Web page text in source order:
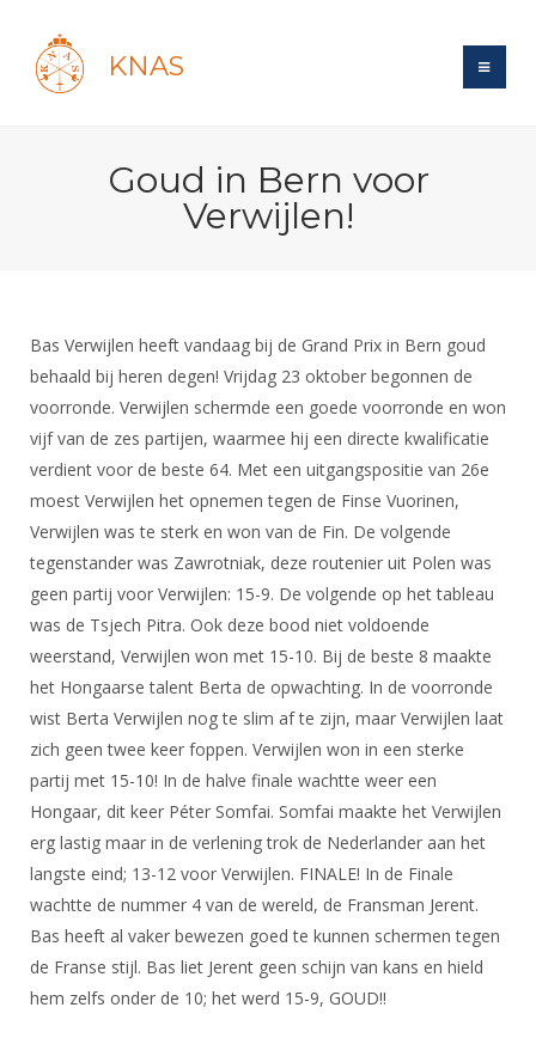
KNAS
Forums
Maandelijks archief
Evenement
Website
Gebruiksvoorwaarden
Handleiding
Tarieven
Reglementen
Ledencijfers
Sponsors en Partners
Organisatie
Bestuur
Commissies
Ereleden
Leden van Verdiensten
Vacatures
Bondsbureau
Contact
Medewerkers
Samenwerking
Formulieren
Recreatiesport
Veteranen
Lichtzwaardschermen
Wedstrijdsport
Ranglijsten
Inschrijven
Reglementen
Materiaal
Schermpaspoort
Rolstoelschermen
Wedstrijdkalender
KNAS Keurmerk
NK's
JPT
Wat is topsport
Nieuws
NK's
Oranje
DBT
SBT
Talentontwikkeling
Atletencommissie
Internationale Titeltoernooien
Internationale aanmeldingen
Informatie
Voor de jeugd
Spreekbeurtpakket
Jeugdkampen
Brassardsysteem
Voor coaches en leraren
Nieuws
Nationale opleidingen
Internationale opleidingen
Opleidingen
Leraar
Nieuws
Scheidsrechterslijst
Forums
Forums
Schermforum
Nieuws
Zoek Vereniging
Contact
NK organiseren
Goud in Bern voor
Verwijlen!
Bas Verwijlen heeft vandaag bij de Grand Prix in Bern goud
behaald bij heren degen! Vrijdag 23 oktober begonnen de
voorronde. Verwijlen schermde een goede voorronde en won
vijf van de zes partijen, waarmee hij een directe kwalificatie
verdient voor de beste 64. Met een uitgangspositie van 26e
moest Verwijlen het opnemen tegen de Finse Vuorinen,
Verwijlen was te sterk en won van de Fin. De volgende
tegenstander was Zawrotniak, deze routenier uit Polen was
geen partij voor Verwijlen: 15-9. De volgende op het tableau
was de Tsjech Pitra. Ook deze bood niet voldoende
weerstand, Verwijlen won met 15-10. Bij de beste 8 maakte
het Hongaarse talent Berta de opwachting. In de voorronde
wist Berta Verwijlen nog te slim af te zijn, maar Verwijlen laat
zich geen twee keer foppen. Verwijlen won in een sterke
partij met 15-10! In de halve finale wachtte weer een
Hongaar, dit keer Péter Somfai. Somfai maakte het Verwijlen
erg lastig maar in de verlening trok de Nederlander aan het
langste eind; 13-12 voor Verwijlen. FINALE! In de Finale
wachtte de nummer 4 van de wereld, de Fransman Jerent.
Bas heeft al vaker bewezen goed te kunnen schermen tegen
de Franse stijl. Bas liet Jerent geen schijn van kans en hield
hem zelfs onder de 10; het werd 15-9, GOUD!!